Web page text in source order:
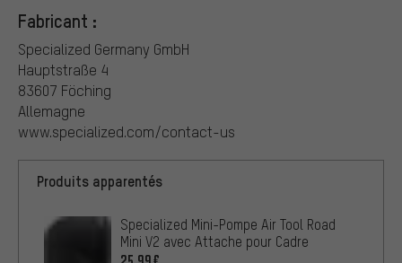
Fabricant :
Specialized Germany GmbH
Hauptstraße 4
83607 Föching
Allemagne
www.specialized.com/contact-us
Produits apparentés
Specialized Mini-Pompe Air Tool Road
Mini V2 avec Attache pour Cadre